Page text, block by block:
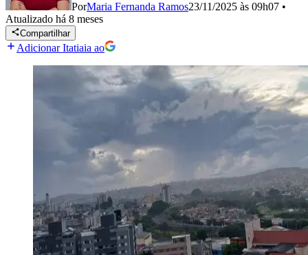
PorMaria Fernanda Ramos23/11/2025 às 09h07 •
Atualizado há 8 meses
Compartilhar
Adicionar Itatiaia ao